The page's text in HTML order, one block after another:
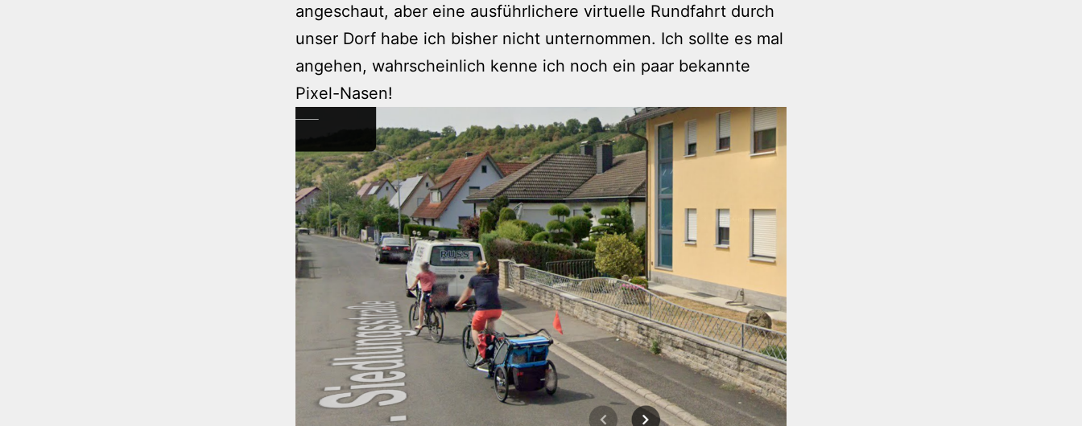
angeschaut, aber eine ausführlichere virtuelle Rundfahrt durch
unser Dorf habe ich bisher nicht unternommen. Ich sollte es mal
angehen, wahrscheinlich kenne ich noch ein paar bekannte
Pixel-Nasen!